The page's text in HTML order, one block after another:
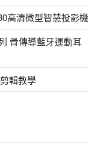
高清微型智慧投影機
骨傳導藍牙運動耳
輯教學